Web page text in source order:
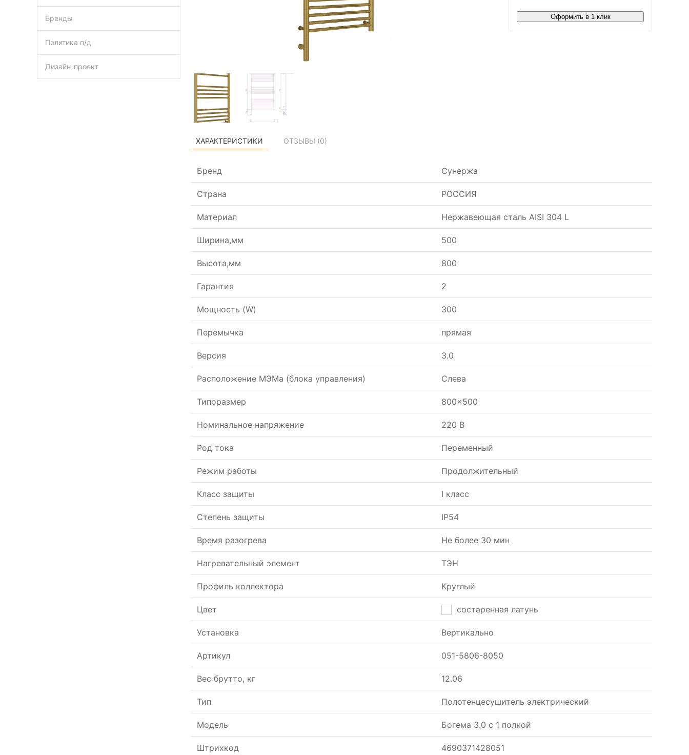
Оформить в 1 клик
ХАРАКТЕРИСТИКИ ОТЗЫВЫ (0)
Бренд Сунержа
Страна РОССИЯ
Материал Нержавеющая сталь AISI 304 L
Ширина,мм 500
Высота,мм 800
Гарантия 2
Мощность (W) 300
Перемычка прямая
Версия 3.0
Расположение МЭМа (блока управления) Слева
Типоразмер 800x500
Номинальное напряжение 220 В
Род тока Переменный
Режим работы Продолжительный
Класс защиты I класс
Степень защиты IP54
Время разогрева Не более 30 мин
Нагревательный элемент ТЭН
Профиль коллектора Круглый
Цвет состаренная латунь
Установка Вертикально
Артикул 051-5806-8050
Вес брутто, кг 12.06
Тип Полотенцесушитель электрический
Модель Богема 3.0 с 1 полкой
Штрихкод 4690371428051
Бренды
Политика п/д
Дизайн-проект